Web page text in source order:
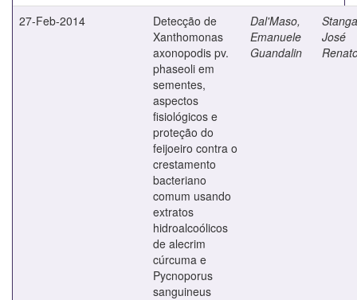
27-Feb-2014
Detecção de
Xanthomonas
axonopodis pv.
phaseoli em
sementes,
aspectos
fisiológicos e
proteção do
feijoeiro contra o
crestamento
bacteriano
comum usando
extratos
hidroalcoólicos
de alecrim
cúrcuma e
Pycnoporus
sanguineus
Dal'Maso,
Emanuele
Guandalin
José